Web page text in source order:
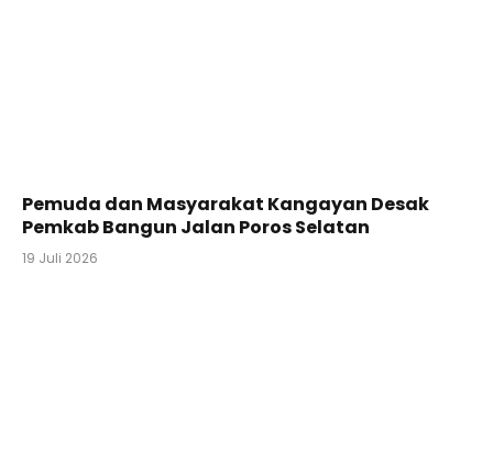
Pemuda dan Masyarakat Kangayan Desak
Pemkab Bangun Jalan Poros Selatan
19 Juli 2026